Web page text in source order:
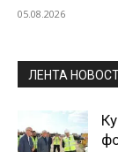
05.08.2026
ЛЕНТА